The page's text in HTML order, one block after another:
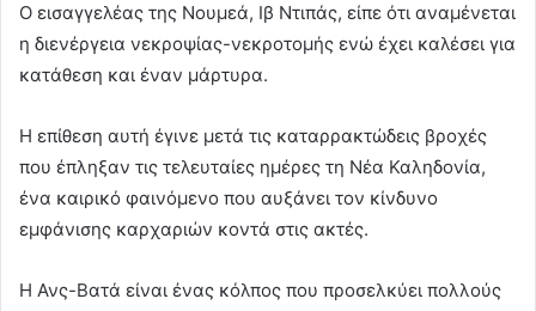
Ο εισαγγελέας της Νουμεά, Ιβ Ντιπάς, είπε ότι αναμένεται
η διενέργεια νεκροψίας-νεκροτομής ενώ έχει καλέσει για
κατάθεση και έναν μάρτυρα.
Η επίθεση αυτή έγινε μετά τις καταρρακτώδεις βροχές
που έπληξαν τις τελευταίες ημέρες τη Νέα Καληδονία,
ένα καιρικό φαινόμενο που αυξάνει τον κίνδυνο
εμφάνισης καρχαριών κοντά στις ακτές.
Η Ανς-Βατά είναι ένας κόλπος που προσελκύει πολλούς